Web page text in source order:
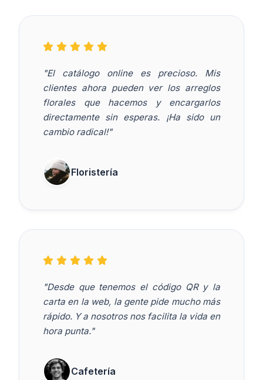
"El catálogo online es precioso. Mis
clientes ahora pueden ver los arreglos
florales que hacemos y encargarlos
directamente sin esperas. ¡Ha sido un
cambio radical!"
Floristería
"Desde que tenemos el código QR y la
carta en la web, la gente pide mucho más
rápido. Y a nosotros nos facilita la vida en
hora punta."
Cafetería